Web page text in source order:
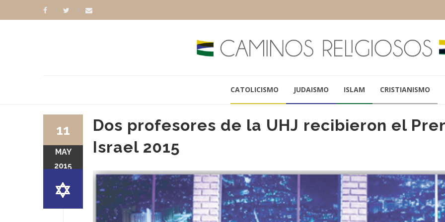
CATOLICISMO JUDAISMO ISLAM CRISTIANISMO
Dos profesores de la UHJ recibieron el
Israel 2015
11
MAY
2015